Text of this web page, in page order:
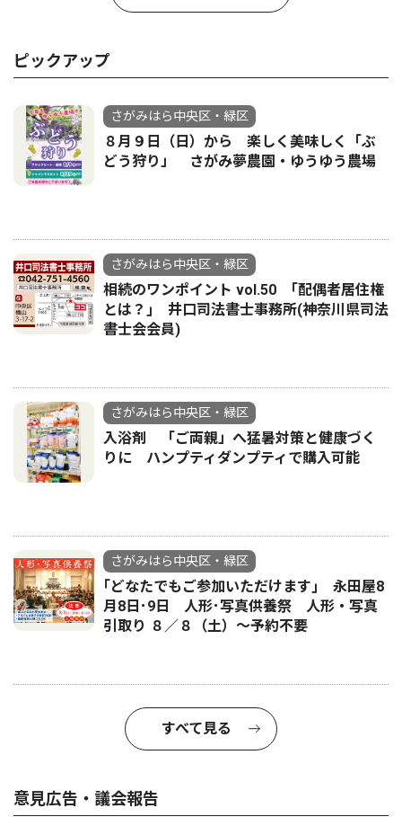
ピックアップ
さがみはら中央区・緑区
８月９日（日）から 楽しく美味しく「ぶ
どう狩り」 さがみ夢農園・ゆうゆう農場
さがみはら中央区・緑区
相続のワンポイント vol.50 ｢配偶者居住権
とは？｣ 井口司法書士事務所(神奈川県司法
書士会会員)
さがみはら中央区・緑区
入浴剤 「ご両親」へ猛暑対策と健康づく
りに ハンプティダンプティで購入可能
さがみはら中央区・緑区
｢どなたでもご参加いただけます｣ 永田屋8
月8日･9日 人形･写真供養祭 人形・写真
引取り ８／８（土）〜予約不要
すべて見る
意見広告・議会報告